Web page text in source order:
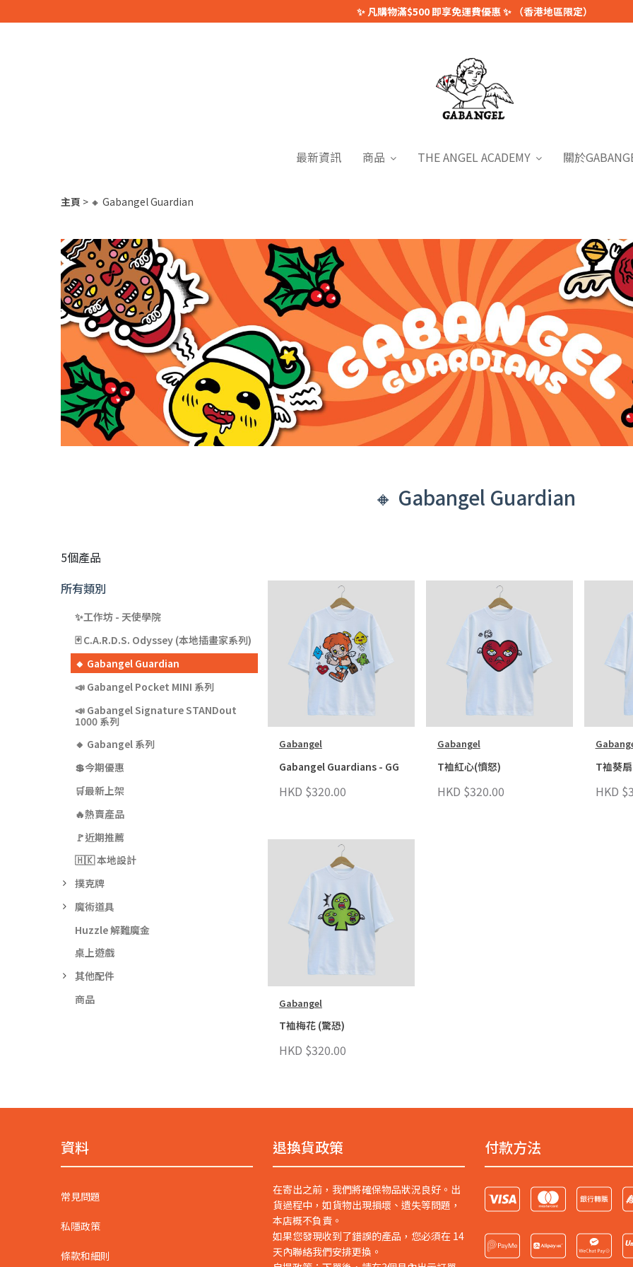
✨ 凡購物滿$500 即享免運費優惠 ✨ （香港地區限定）
最新資訊 商品 THE ANGEL ACADEMY 關於
主頁 🔸 Gabangel Guardian
🔸 Gabangel Guardian
5個產品
所有類別
✨工作坊 - 天使學院
🃏 C.A.R.D.S. Odyssey (本地插畫家系列)
🔸 Gabangel Guardian
📣 Gabangel Pocket MINI 系列
📣 Gabangel Signature STANDout
1000 系列
🔸 Gabangel 系列
💲今期優惠
🛒最新上架
🔥熱賣產品
🚩近期推薦
🇭🇰 本地設計
撲克牌
魔術道具
Huzzle 解難魔金
桌上遊戲
其他配件
商品
Gabangel
Gabangel Guardians - GG
HKD $320.00
Gabangel
T裇紅心(憤怒)
HKD $320.00
T裇葵
HKD
Gabangel
T裇梅花 (驚恐)
HKD $320.00
資料
常見問題
私隱政策
條款和細則
退換貨政策
在寄出之前，我們將確保物品狀況良好。出
貨過程中，如貨物出現損壞、遺失等問題，
本店概不負責。
如果您發現收到了錯誤的產品，您必須在 14
天內聯絡我們安排更換。
付款方法